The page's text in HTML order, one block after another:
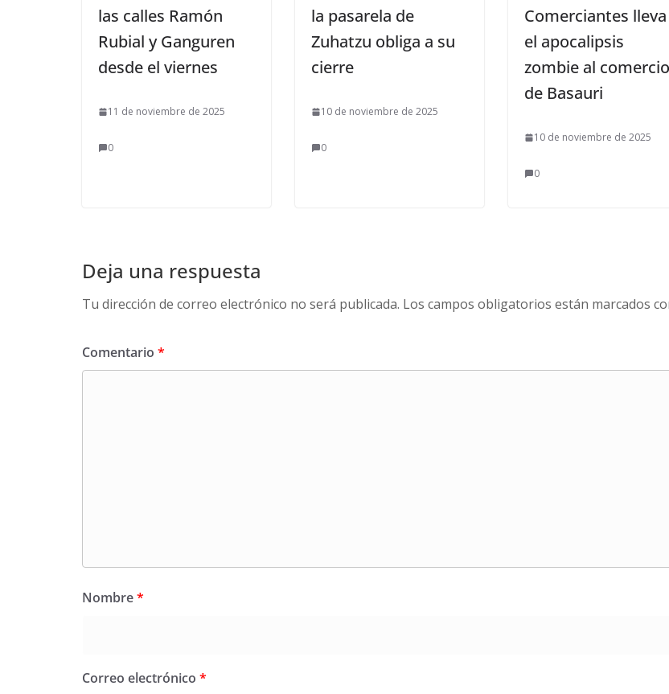
las calles Ramón
Rubial y Ganguren
desde el viernes
11 de noviembre de 2025
0
la pasarela de
Zuhatzu obliga a su
cierre
10 de noviembre de 2025
0
Comerciantes lleva
el apocalipsis
zombie al comercio
de Basauri
10 de noviembre de 2025
0
Deja una respuesta
Tu dirección de correo electrónico no será publicada. Los campos obligatorios están marcados
Comentario *
Nombre*
Correo electrónico *